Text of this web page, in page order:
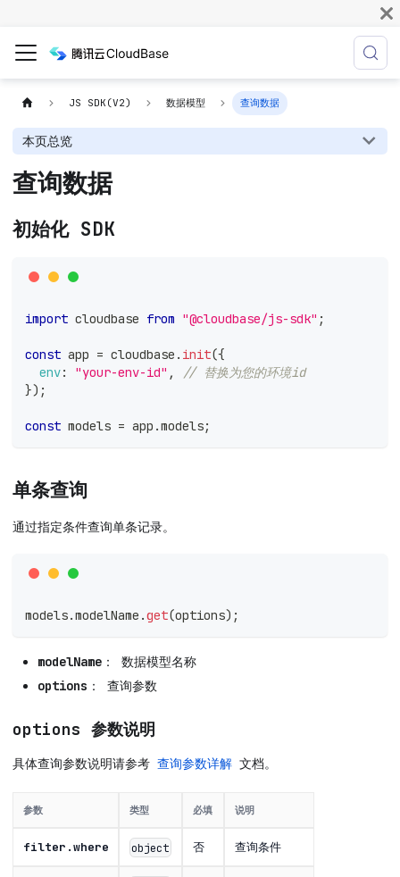
JS SDK(V2) 数据模型 查询数据
本页总览
查询数据
初始化 SDK
import cloudbase from "@cloudbase/js-sdk" ;
const app = cloudbase . init({
env: "your-env-id" ,
// 替换为您的环境id
}) ;
const models = app .models;
单条查询
通过指定条件查询单条记录。
models.modelName .get(options) ;
modelName ： 数据模型名称
options ： 查询参数
options 参数说明
具体查询参数说明请参考 查询参数详解 文档。
参数 类型 必填 说明
filter.where object 否 查询条件